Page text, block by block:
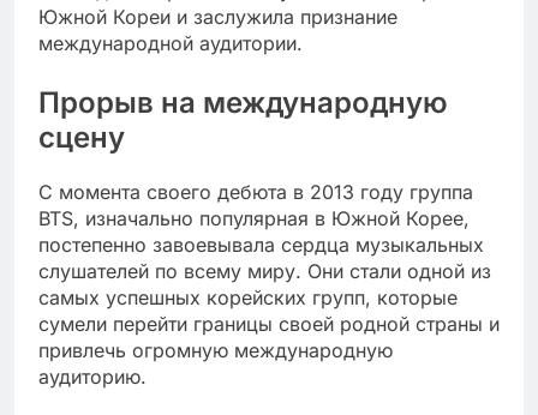
Южной Кореи и заслужила признание
международной аудитории.
Прорыв на международную
сцену
С момента своего дебюта в 2013 году группа
BTS, изначально популярная в Южной Корее,
постепенно завоевывала сердца музыкальных
слушателей по всему миру. Они стали одной из
самых успешных корейских групп, которые
сумели перейти границы своей родной страны и
привлечь огромную международную
аудиторию.